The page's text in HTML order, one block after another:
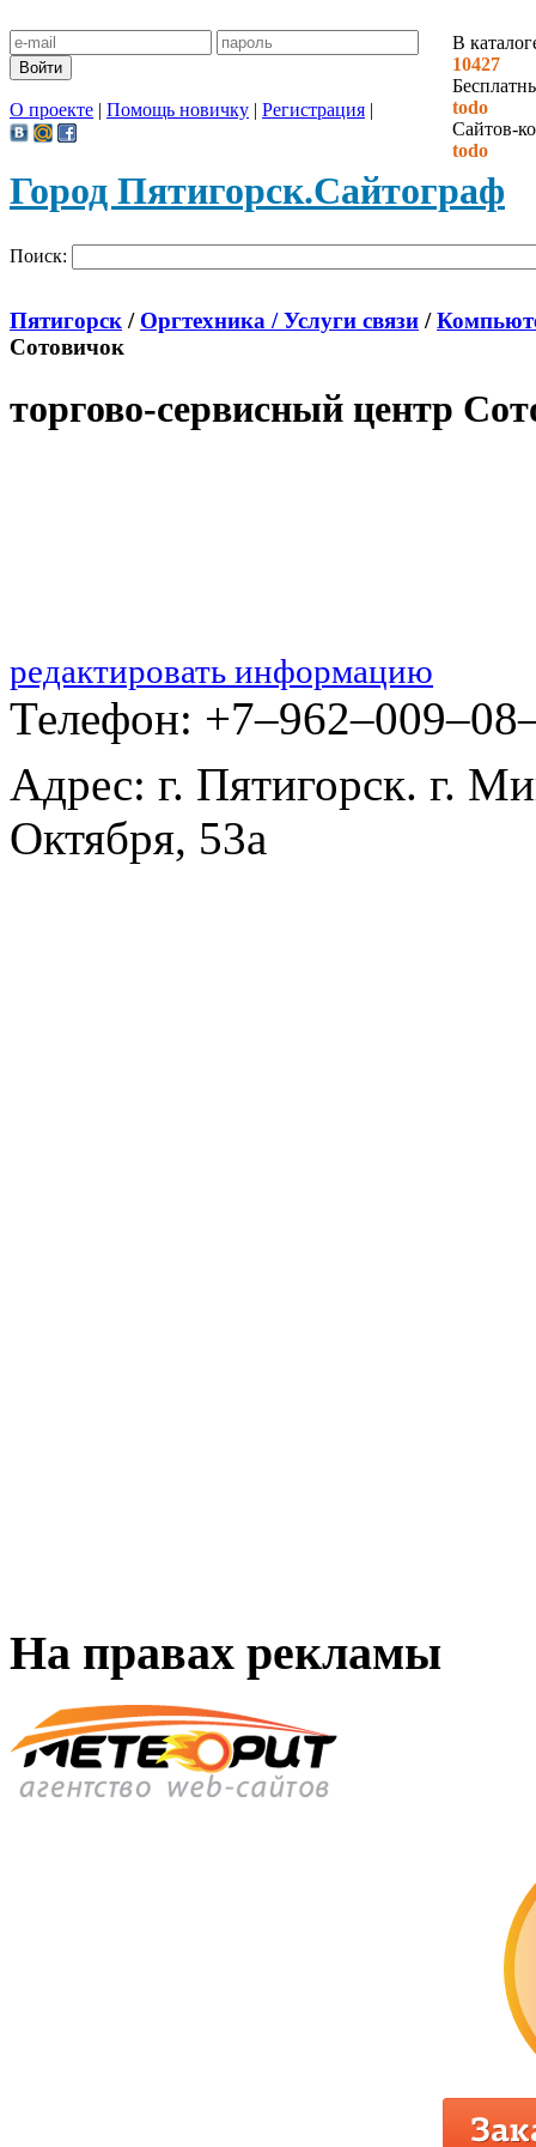
В
10427
todo
Сайтов-
todo
О проекте | Помощь новичку | Регистрация |
Город Пятигорск.Сайтограф
Поиск:
Пятигорск / Оргтехника / Услуги связи /
Сотовичок
торгово-сервисный центр
редактировать информацию
Телефон:
Адрес: г. Пятигорск. г.
Октября, 53а
На правах рекламы